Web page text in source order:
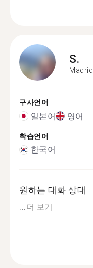
S.
Madrid
구사언어
일본어 영어
학습언어
한국어
원하는 대화 상대
...더 보기